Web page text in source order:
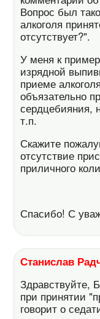
Вопрос был
алкоголя
отсутствует?".
У меня к
изрядной
приеме
объязательно
сердцебияния,
т.п.
Скажите
отсутствие
приличного
Спасибо! С
Станислав
Здравствуйте,
при принятии
говорит о